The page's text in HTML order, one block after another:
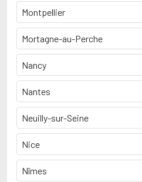
Montpellier
Mortagne-au-Perche
Nancy
Nantes
Neuilly-sur-Seine
Nice
Nîmes